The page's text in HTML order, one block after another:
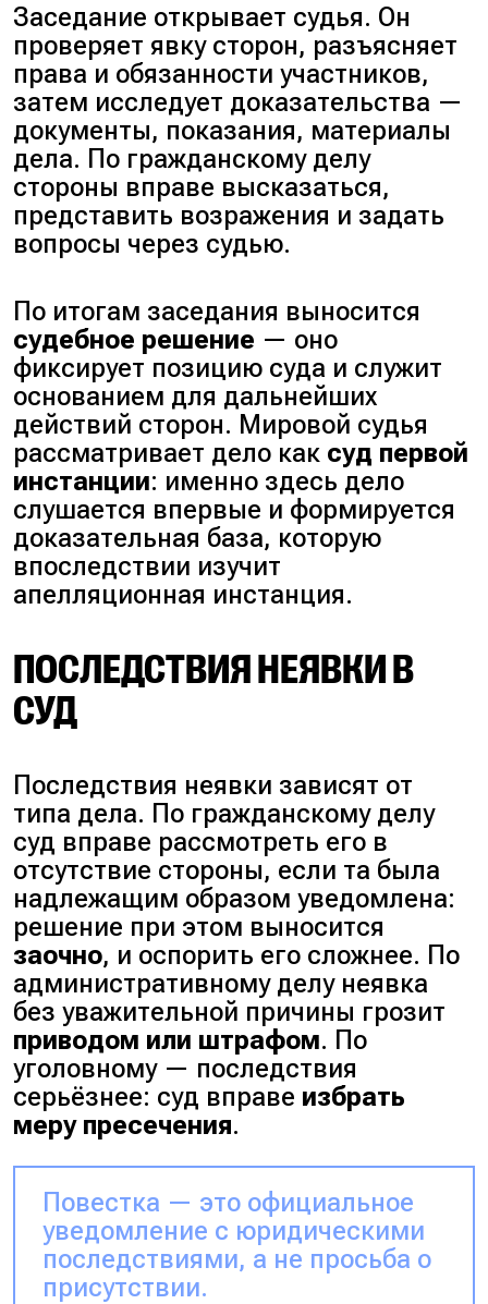
Заседание открывает судья. Он
проверяет явку сторон, разъясняет
права и обязанности участников,
затем исследует доказательства —
документы, показания, материалы
дела. По гражданскому делу
стороны вправе высказаться,
представить возражения и задать
вопросы через судью.
По итогам заседания выносится
судебное решение — оно
фиксирует позицию суда и служит
основанием для дальнейших
действий сторон. Мировой судья
рассматривает дело как суд первой
инстанции: именно здесь дело
слушается впервые и формируется
доказательная база, которую
впоследствии изучит
апелляционная инстанция.
ПОСЛЕДСТВИЯ НЕЯВКИ В
СУД
Последствия неявки зависят от
типа дела. По гражданскому делу
суд вправе рассмотреть его в
отсутствие стороны, если та была
надлежащим образом уведомлена:
решение при этом выносится
заочно, и оспорить его сложнее. По
административному делу неявка
без уважительной причины грозит
приводом или штрафом. По
уголовному — последствия
серьёзнее: суд вправе избрать
меру пресечения.
Повестка — это официальное
уведомление с юридическими
последствиями, а не просьба о
присутствии.